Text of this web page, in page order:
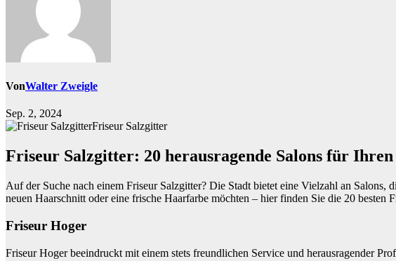
VonWalter Zweigle
Sep. 2, 2024
Friseur Salzgitter
Friseur Salzgitter: 20 herausragende Salons für
Auf der Suche nach einem Friseur Salzgitter? Die Stadt bietet eine Vielzahl an
neuen Haarschnitt oder eine frische Haarfarbe möchten – hier finden Sie die 20
Friseur Hoger
Friseur Hoger beeindruckt mit einem stets freundlichen Service und herausragender